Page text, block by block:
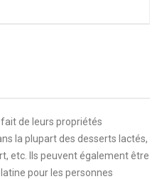
de leurs propriétés
la plupart des desserts lactés,
etc. Ils peuvent également être
pour les personnes